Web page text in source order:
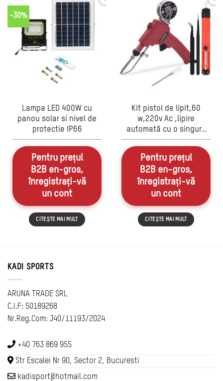
-30%
Lampa LED 400W cu
panou solar si nivel de
protectie IP66
Pentru prețul
B2B en-gros,
înregistrați-vă
un cont
CITEȘTE MAI MULT
Kit pistol de lipit,60
w,220v Ac ,lipire
automată cu o singură
mână, cu temperatură
Pentru prețul
B2B en-gros,
înregistrați-vă
un cont
CITEȘTE MAI MULT
KADI SPORTS
ARUNA TRADE SRL
C.I.F: 50189268
Nr.Reg.Com: J40/11193/2024
+40 763 869 955
Str Escalei Nr 90, Sector 2, Bucuresti
kadisport@hotmail.com